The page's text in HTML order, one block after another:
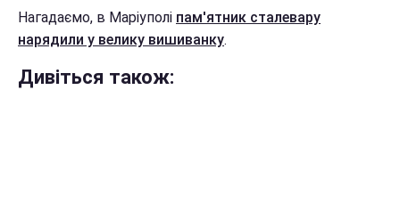
Нагадаємо, в Маріуполі пам'ятник сталевару
нарядили у велику вишиванку.
Дивіться також: